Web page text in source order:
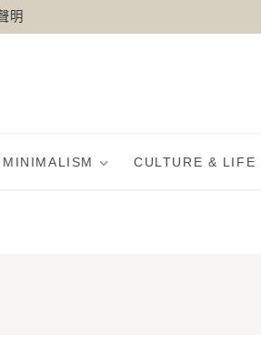
明
MINIMALISM CULTURE & LIFE